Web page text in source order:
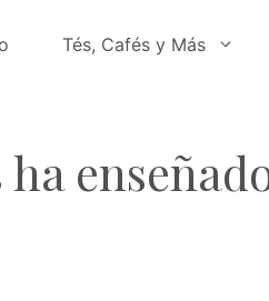
Tés, Cafés y Más